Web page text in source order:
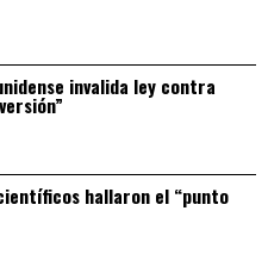
invalida ley contra
hallaron el “punto